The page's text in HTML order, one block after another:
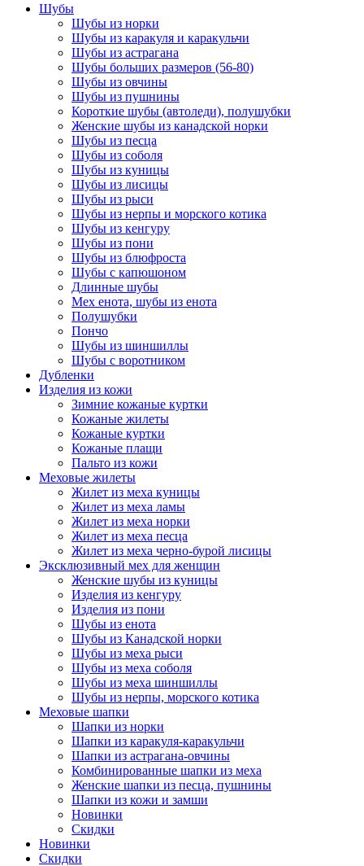
Шубы
Шубы из норки
Шубы из каракуля и каракульчи
Шубы из астрагана
Шубы больших размеров (56-80)
Шубы из овчины
Шубы из пушнины
Короткие шубы (автоледи), полушубки
Женские шубы из канадской норки
Шубы из песца
Шубы из соболя
Шубы из куницы
Шубы из лисицы
Шубы из рыси
Шубы из нерпы и морского котика
Шубы из кенгуру
Шубы из пони
Шубы из блюфроста
Шубы с капюшоном
Длинные шубы
Мех енота, шубы из енота
Полушубки
Пончо
Шубы из шиншиллы
Шубы с воротником
Дубленки
Изделия из кожи
Зимние кожаные куртки
Кожаные жилеты
Кожаные куртки
Кожаные плащи
Пальто из кожи
Меховые жилеты
Жилет из меха куницы
Жилет из меха ламы
Жилет из меха норки
Жилет из меха песца
Жилет из меха черно-бурой лисицы
Эксклюзивный мех для женщин
Женские шубы из куницы
Изделия из кенгуру
Изделия из пони
Шубы из енота
Шубы из Канадской норки
Шубы из меха рыси
Шубы из меха соболя
Шубы из меха шиншиллы
Шубы из нерпы, морского котика
Меховые шапки
Шапки из норки
Шапки из каракуля-каракульчи
Шапки из астрагана-овчины
Комбинированные шапки из меха
Женские шапки из песца, пушнины
Шапки из кожи и замши
Новинки
Скидки
Новинки
Скидки